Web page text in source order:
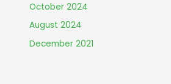
October 2024
August 2024
December 2021